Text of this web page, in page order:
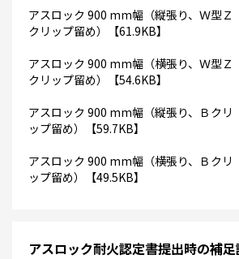
アスロック 900 mm幅（縦張り、Ｗ型Ｚ
クリップ留め）【61.9KB】
アスロック 900 mm幅（横張り、Ｗ型Ｚ
クリップ留め）【54.6KB】
アスロック 900 mm幅（縦張り、Ｂクリ
ップ留め）【59.7KB】
アスロック 900 mm幅（横張り、Ｂクリ
ップ留め）【49.5KB】
アスロック耐火認定書提出時の補